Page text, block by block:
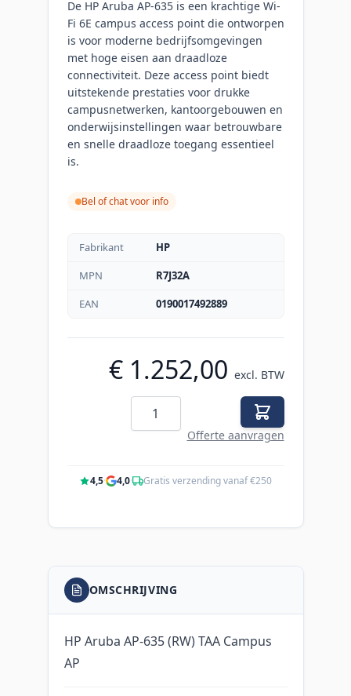
De HP Aruba AP-635 is een krachtige Wi-
Fi 6E campus access point die ontworpen
is voor moderne bedrijfsomgevingen
met hoge eisen aan draadloze
connectiviteit. Deze access point biedt
uitstekende prestaties voor drukke
campusnetwerken, kantoorgebouwen en
onderwijsinstellingen waar betrouwbare
en snelle draadloze toegang essentieel
is.
Bel of chat voor info
Fabrikant
HP
MPN
R7J32A
EAN
0190017492889
€ 1.252,00 excl. BTW
Aantal
Offerte aanvragen
4,5· 4,0· Gratis verzending vanaf €250
OMSCHRIJVING
HP Aruba AP-635 (RW) TAA Campus
AP